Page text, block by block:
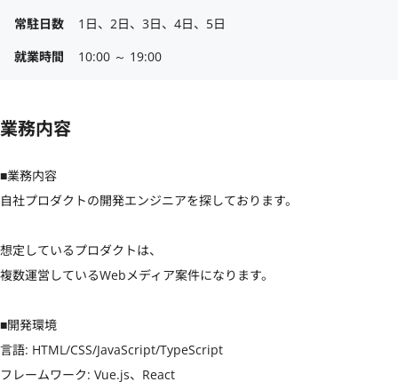
常駐日数
1日、2日、3日、4日、5日
就業時間
10:00 ～ 19:00
業務内容
■業務内容
自社プロダクトの開発エンジニアを探しております。
想定しているプロダクトは、
複数運営しているWebメディア案件になります。
■開発環境
言語: HTML/CSS/JavaScript/TypeScript
フレームワーク: Vue.js、React